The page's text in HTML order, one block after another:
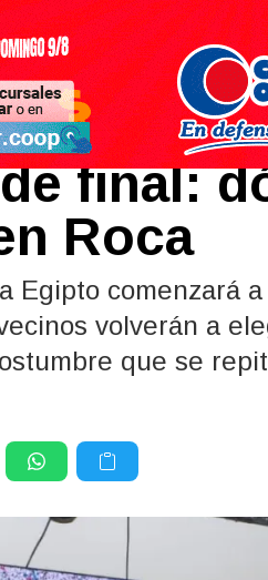
se
final:
Roca
Egipto comenzará
volverán a
que se